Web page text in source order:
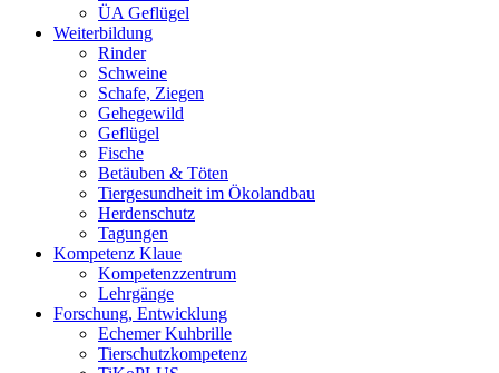
ÜA Geflügel
Weiterbildung
Rinder
Schweine
Schafe, Ziegen
Gehegewild
Geflügel
Fische
Betäuben & Töten
Tiergesundheit im Ökolandbau
Herdenschutz
Tagungen
Kompetenz Klaue
Kompetenzzentrum
Lehrgänge
Forschung, Entwicklung
Echemer Kuhbrille
Tierschutzkompetenz